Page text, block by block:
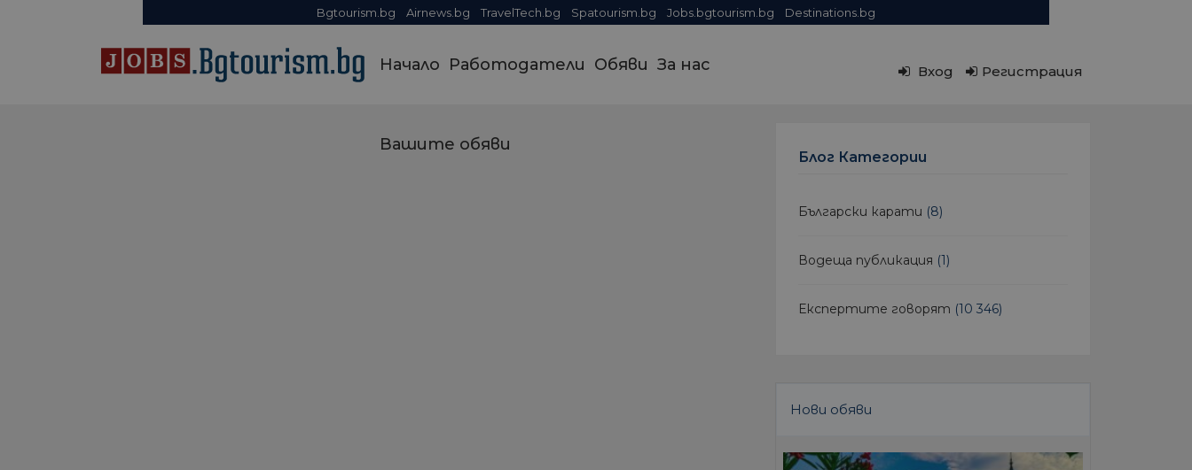
Bgtourism.bg Airnews.bg TravelTech.bg Spatourism.bg Jobs.bgtourism.bg Destinations.bg
Начало Работодатели Обяви За нас
Вашите обяви
Вход Регистрация
Блог Категории
Български карати (8)
Водеща публикация (1)
Експертите говорят (10 346)
Нови обяви